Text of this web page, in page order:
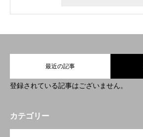
最近の記事
登録されている記事はございません。
カテゴリー